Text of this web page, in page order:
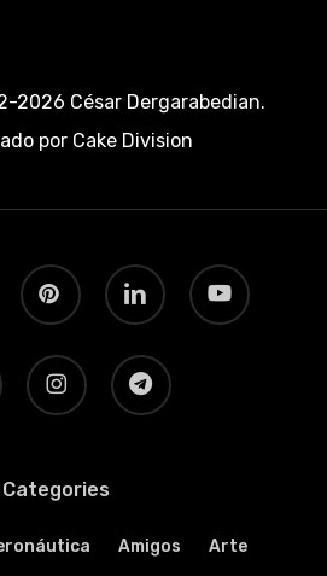
2026 César Dergarabedian.
porCake Division
pinterest linkedin youtube
instagram telegram
Categories
Amigos Arte